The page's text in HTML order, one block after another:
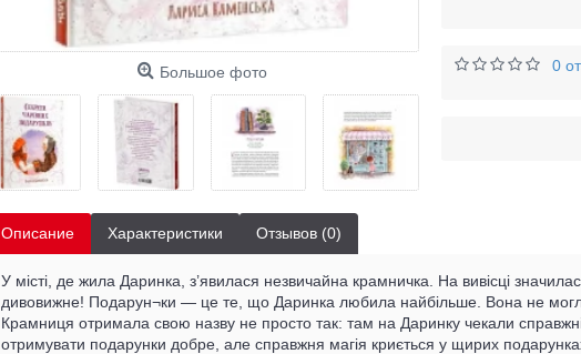
Большое фото 0
Описание Характеристики Отзывов (0)
У місті, де жила Даринка, з’явилася незвичайна крамничка. На вивісці
дивовижне! Подарун¬ки — це те, що Даринка любила найбільше. Вона не могла
Крамниця отримала свою назву не просто так: там на Даринку чекали
отримувати подарунки добре, але справжня магія криється у щирих подарунках